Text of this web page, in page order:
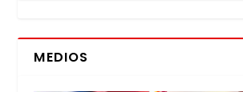
MEDIOS